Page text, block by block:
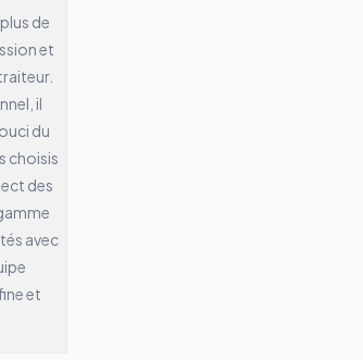
de
et
il
du
choisis
des
avec
et